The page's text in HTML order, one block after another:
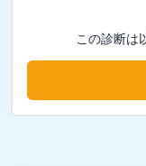
この診断は